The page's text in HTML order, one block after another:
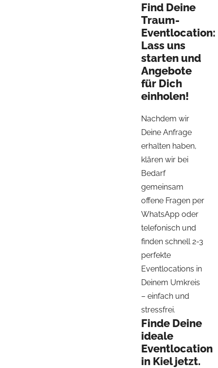
Find Deine
Traum-
Eventlocation:
Lass uns
starten und
Angebote
für Dich
einholen!
Nachdem wir
Deine Anfrage
erhalten haben,
klären wir bei
Bedarf
gemeinsam
offene Fragen per
WhatsApp oder
telefonisch und
finden schnell 2-3
perfekte
Eventlocations in
Deinem Umkreis
– einfach und
stressfrei.
Finde Deine
ideale
Eventlocation
in Kiel jetzt.